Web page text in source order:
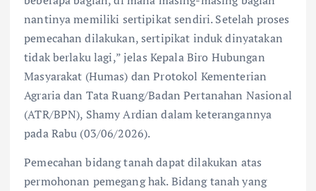
nantinya memiliki sertipikat sendiri. Setelah proses
pemecahan dilakukan, sertipikat induk dinyatakan
tidak berlaku lagi,” jelas Kepala Biro Hubungan
Masyarakat (Humas) dan Protokol Kementerian
Agraria dan Tata Ruang/Badan Pertanahan Nasional
(ATR/BPN), Shamy Ardian dalam keterangannya
pada Rabu (03/06/2026).
Pemecahan bidang tanah dapat dilakukan atas
permohonan pemegang hak. Bidang tanah yang